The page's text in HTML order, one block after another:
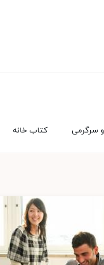
کتاب خانه سرگرمی